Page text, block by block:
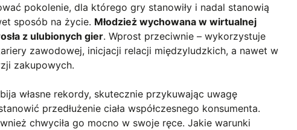
pokolenie, dla którego gry stanowiły i nadal stanowią
sposób na życie. Młodzież wychowana w wirtualnej
z ulubionych gier. Wprost przeciwnie – wykorzystuje
zawodowej, inicjacji relacji międzyludzkich, a nawet w
zakupowych.
własne rekordy, skutecznie przykuwając uwagę
przedłużenie ciała współczesnego konsumenta.
chwyciła go mocno w swoje ręce. Jakie warunki